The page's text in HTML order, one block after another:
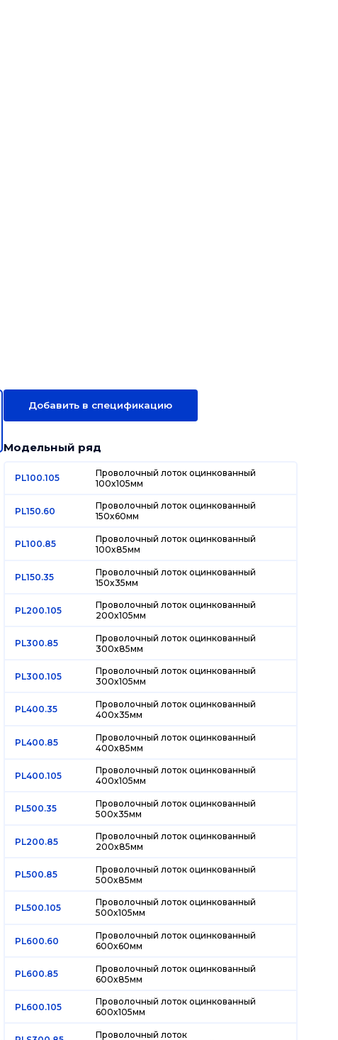
Добавить в спецификацию
Модельный ряд
PL100.105
Проволочный лоток оцинкованный
100х105мм
PL150.60
Проволочный лоток оцинкованный
150х60мм
PL100.85
Проволочный лоток оцинкованный
100х85мм
PL150.35
Проволочный лоток оцинкованный
150х35мм
PL200.105
Проволочный лоток оцинкованный
200х105мм
PL300.85
Проволочный лоток оцинкованный
300х85мм
PL300.105
Проволочный лоток оцинкованный
300х105мм
PL400.35
Проволочный лоток оцинкованный
400х35мм
PL400.85
Проволочный лоток оцинкованный
400х85мм
PL400.105
Проволочный лоток оцинкованный
400х105мм
PL500.35
Проволочный лоток оцинкованный
500х35мм
PL200.85
Проволочный лоток оцинкованный
200х85мм
PL500.85
Проволочный лоток оцинкованный
500х85мм
PL500.105
Проволочный лоток оцинкованный
500х105мм
PL600.60
Проволочный лоток оцинкованный
600х60мм
PL600.85
Проволочный лоток оцинкованный
600х85мм
PL600.105
Проволочный лоток оцинкованный
600х105мм
Проволочный лоток